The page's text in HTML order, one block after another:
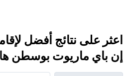
اعثر على نتائج أفضل
إن باي ماريوت بوسطن